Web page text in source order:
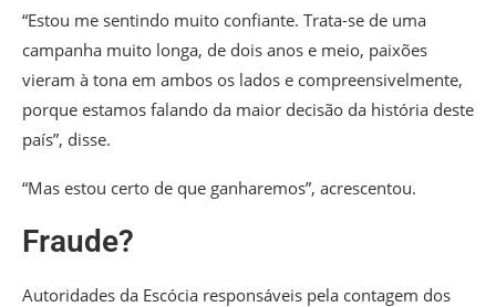
“Estou me sentindo muito confiante. Trata-se de uma
campanha muito longa, de dois anos e meio, paixões
vieram à tona em ambos os lados e compreensivelmente,
porque estamos falando da maior decisão da história deste
país”, disse.
“Mas estou certo de que ganharemos”, acrescentou.
Fraude?
Autoridades da Escócia responsáveis pela contagem dos